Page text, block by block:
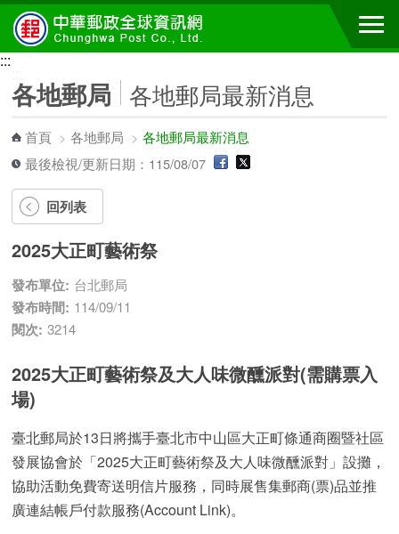
跳到主要內容區塊
:::
各地郵局 各地郵局最新消息
首頁 >各地郵局 >各地郵局最新消息
最後檢視/更新日期：115/08/07
回列表
2025大正町藝術祭
發布單位: 台北郵局
發布時間: 114/09/11
閱次: 3214
2025大正町藝術祭及大人味微醺派對(需購票入
場)
臺北郵局於13日將攜手臺北市中山區大正町條通商圈暨社區
發展協會於「2025大正町藝術祭及大人味微醺派對」設攤，
協助活動免費寄送明信片服務，同時展售集郵商(票)品並推
廣連結帳戶付款服務(Account Link)。